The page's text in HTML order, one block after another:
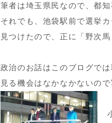
筆者は埼玉県民なので、都
それでも、池袋駅前で選挙
見つけたので、正に「野次
政治のお話はこのブログで
見る機会はなかなかないの